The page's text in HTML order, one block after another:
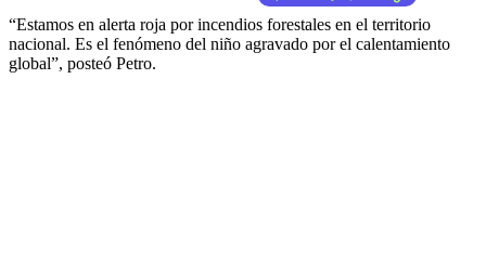
“Estamos en alerta roja por incendios forestales en el territorio
nacional. Es el fenómeno del niño agravado por el calentamiento
global”, posteó Petro.